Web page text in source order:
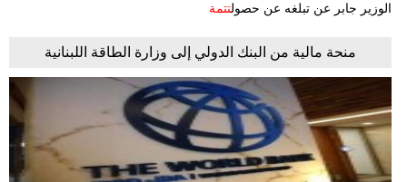
مرأة
أزياء
إسلامية
الوزير جابر عن تبلغه عن حصولتتمة
منحة مالية من البنك الدولي إلى وزارة الطاقة اللبنانية